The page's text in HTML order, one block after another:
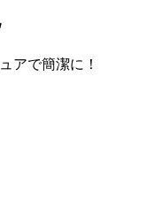
アで簡潔に！